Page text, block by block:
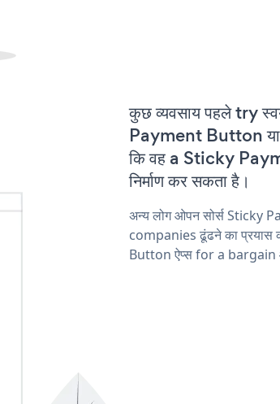
कुछ व्यवसाय पहले try
Payment Button या
कि वह a Sticky
निर्माण कर सकता है।
अन्य लोग ओपन सोर्स Sticky
companies ढूंढने का
Button ऐप्स for a